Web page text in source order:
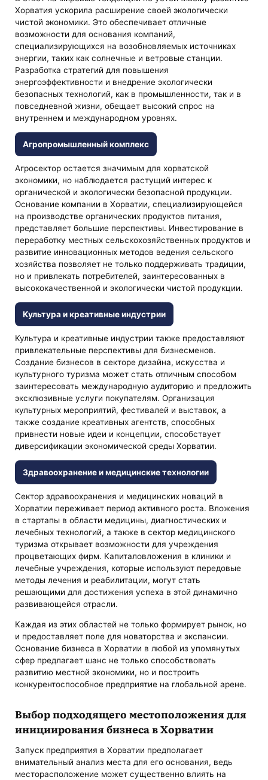
Хорватия ускорила расширение своей экологически
чистой экономики. Это обеспечивает отличные
возможности для основания компаний,
специализирующихся на возобновляемых источниках
энергии, таких как солнечные и ветровые станции.
Разработка стратегий для повышения
энергоэффективности и внедрение экологически
безопасных технологий, как в промышленности, так и в
повседневной жизни, обещает высокий спрос на
внутреннем и международном уровнях.
Агропромышленный комплекс
Агросектор остается значимым для хорватской
экономики, но наблюдается растущий интерес к
органической и экологически безопасной продукции.
Основание компании в Хорватии, специализирующейся
на производстве органических продуктов питания,
представляет большие перспективы. Инвестирование в
переработку местных сельскохозяйственных продуктов и
развитие инновационных методов ведения сельского
хозяйства позволяет не только поддерживать традиции,
но и привлекать потребителей, заинтересованных в
высококачественной и экологически чистой продукции.
Культура и креативные индустрии
Культура и креативные индустрии также предоставляют
привлекательные перспективы для бизнесменов.
Создание бизнесов в секторе дизайна, искусства и
культурного туризма может стать отличным способом
заинтересовать международную аудиторию и предложить
эксклюзивные услуги покупателям. Организация
культурных мероприятий, фестивалей и выставок, а
также создание креативных агентств, способных
привнести новые идеи и концепции, способствует
диверсификации экономической среды Хорватии.
Здравоохранение и медицинские технологии
Сектор здравоохранения и медицинских новаций в
Хорватии переживает период активного роста. Вложения
в стартапы в области медицины, диагностических и
лечебных технологий, а также в сектор медицинского
туризма открывает возможности для учреждения
процветающих фирм. Капиталовложения в клиники и
лечебные учреждения, которые используют передовые
методы лечения и реабилитации, могут стать
решающими для достижения успеха в этой динамично
развивающейся отрасли.
Каждая из этих областей не только формирует рынок, но
и предоставляет поле для новаторства и экспансии.
Основание бизнеса в Хорватии в любой из упомянутых
сфер предлагает шанс не только способствовать
развитию местной экономики, но и построить
конкурентоспособное предприятие на глобальной арене.
Выбор подходящего местоположения для
инициирования бизнеса в Хорватии
Запуск предприятия в Хорватии предполагает
внимательный анализ места для его основания, ведь
месторасположение может существенно влиять на